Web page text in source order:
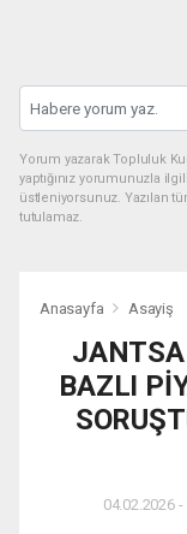
Yorum yazarak Topluluk
yaptığınız yorumunuzla
üstleniyorsunuz. Yazılan
tutulamaz.
Anasayfa Asayiş
JANTSA
BAZLI
04.02.2026